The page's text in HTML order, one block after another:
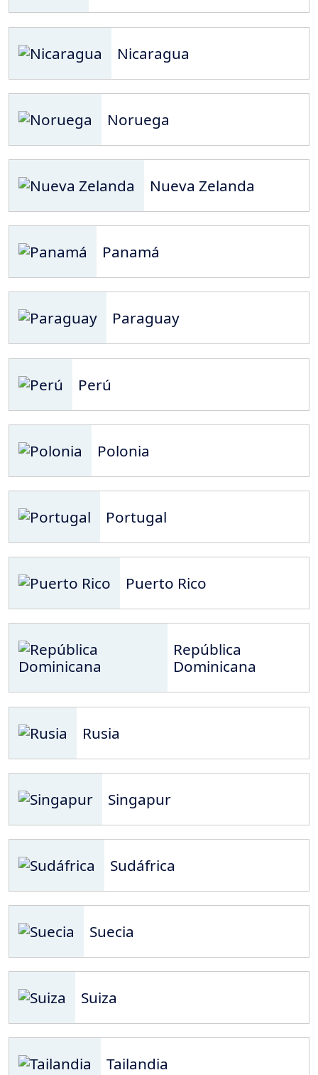
Nicaragua
Noruega
Nueva Zelanda
Panamá
Paraguay
Perú
Polonia
Portugal
Puerto Rico
República
Dominicana
Rusia
Singapur
Sudáfrica
Suecia
Suiza
Tailandia